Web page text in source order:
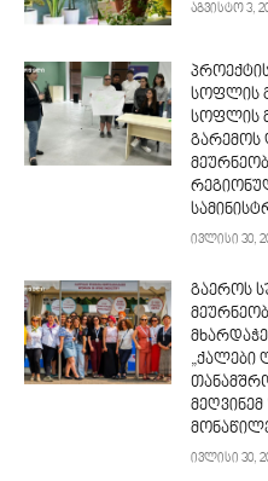
აგვისტო 3,
სოფლის
სოფლის
გარემოს
ივლისი 30,
გაეროს
„ქალები
მეღვინემ
ივლისი 30,